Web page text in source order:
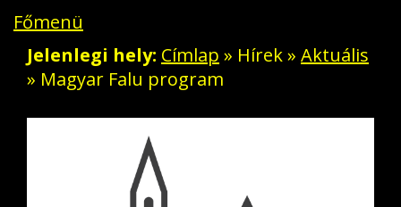
Főmenü
Aktuális
Jelenlegi hely Címlap » Hírek» Aktuális
» Magyar Falu program